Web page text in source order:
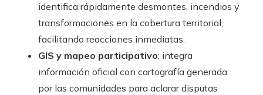
identifica rápidamente desmontes, incendios y
transformaciones en la cobertura territorial,
facilitando reacciones inmediatas.
GIS y mapeo participativo: integra
información oficial con cartografía generada
por las comunidades para aclarar disputas